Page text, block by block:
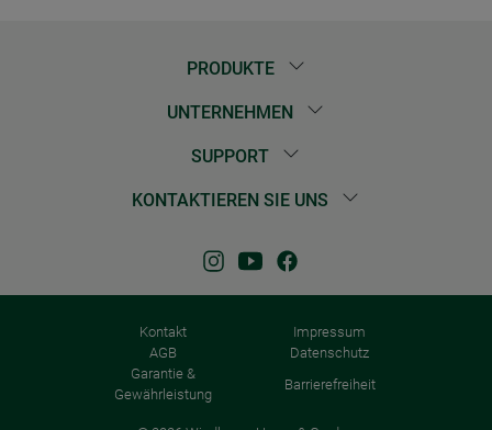
PRODUKTE
UNTERNEHMEN
SUPPORT
KONTAKTIEREN SIE UNS
Kontakt
Impressum
AGB
Datenschutz
Garantie &
Gewährleistung
Barrierefreiheit